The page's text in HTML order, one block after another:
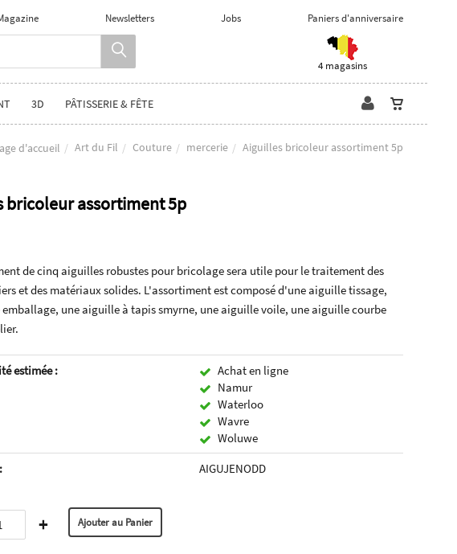
Newsletters Jobs Paniers d'anniversaire
4 magasins
3D PÂTISSERIE & FÊTE
d'accueil Art du Fil Couture mercerie Aiguilles bricoleur assortiment 5p
bricoleur assortiment 5p
de cinq aiguilles robustes pour bricolage sera utile pour le traitement des
et des matériaux solides. L'assortiment est composé d'une aiguille tissage,
une aiguille à tapis smyrne, une aiguille voile, une aiguille courbe
estimée :
Achat en ligne
Namur
Waterloo
Wavre
Woluwe
AIGUJENODD
+